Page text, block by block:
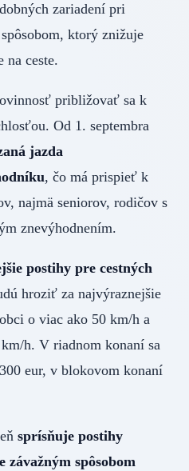
zariadení pri
ktorý znižuje
na ceste.
približovať sa k
Od 1. septembra
jazda
, čo má prispieť k
najmä seniorov, rodičov s
znevýhodnením.
postihy pre cestných
hroziť za najvýraznejšie
o viac ako 50 km/h a
h. V riadnom konaní sa
eur, v blokovom konaní
sprísňuje postihy
závažným spôsobom